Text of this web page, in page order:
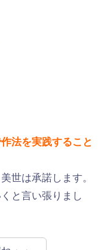
法を実践すること
世は承諾します。
と言い張りまし